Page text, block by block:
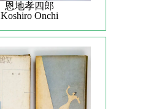
恩地孝四郎
Koshiro Onchi